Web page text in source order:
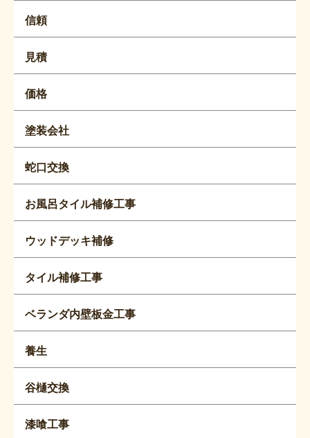
信頼
見積
価格
塗装会社
蛇口交換
お風呂タイル補修工事
ウッドデッキ補修
タイル補修工事
ベランダ内壁板金工事
養生
谷樋交換
漆喰工事